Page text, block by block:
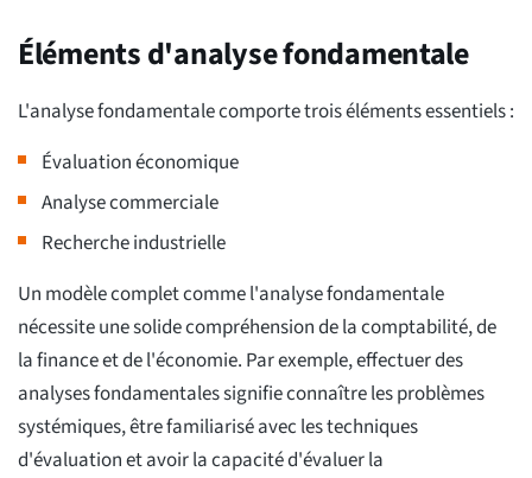
Éléments d'analyse fondamentale
L'analyse fondamentale comporte trois éléments essentiels :
Évaluation économique
Analyse commerciale
Recherche industrielle
Un modèle complet comme l'analyse fondamentale
nécessite une solide compréhension de la comptabilité, de
la finance et de l'économie. Par exemple, effectuer des
analyses fondamentales signifie connaître les problèmes
systémiques, être familiarisé avec les techniques
d'évaluation et avoir la capacité d'évaluer la